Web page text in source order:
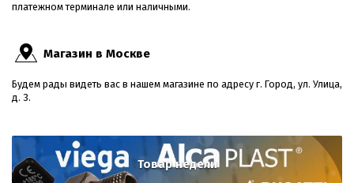
платежном терминале или наличными.
Магазин в Москве
Будем рады видеть вас в нашем магазине по адресу г. Город, ул. Улица,
д. 3.
Товар недели